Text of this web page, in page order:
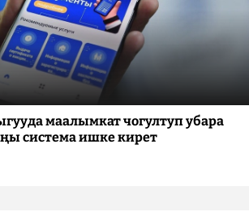
маалымкат чогултуп убара
система ишке кирет